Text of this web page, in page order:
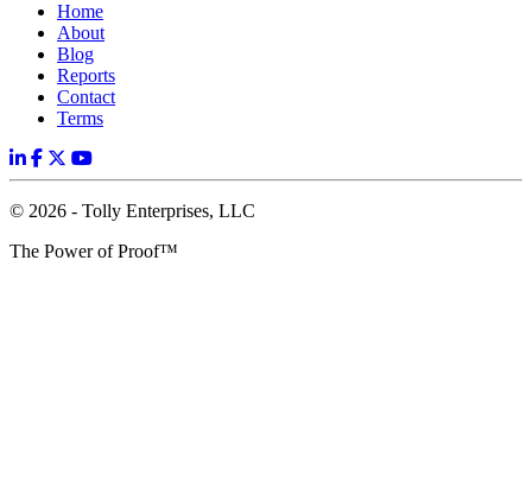
Home
About
Blog
Reports
Contact
Terms
© 2026 - Tolly Enterprises, LLC
The Power of Proof™